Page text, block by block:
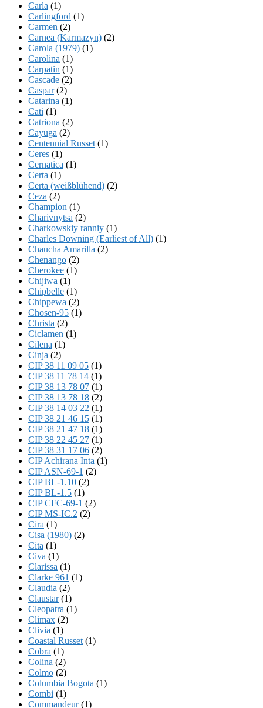
Carla (1)
Carlingford (1)
Carmen (2)
Carnea (Karmazyn) (2)
Carola (1979) (1)
Carolina (1)
Carpatin (1)
Cascade (2)
Caspar(2)
Catarina (1)
Cati (1)
Catriona (2)
Cayuga (2)
Centennial Russet (1)
Ceres (1)
Cernatica (1)
Certa (1)
Certa (weißblühend) (2)
Ceza (2)
Champion (1)
Charivnytsa (2)
Charkowskiy ranniy (1)
Charles Downing (Earliest of All) (1)
Chaucha Amarilla (2)
Chenango (2)
Cherokee (1)
Chijiwa (1)
Chipbelle (1)
Chippewa (2)
Chosen-95 (1)
Christa (2)
Ciclamen (1)
Cilena (1)
Cinja (2)
CIP 38 11 09 05 (1)
CIP 38 11 78 14 (1)
CIP 38 13 78 07 (1)
CIP 38 13 78 18 (2)
CIP 38 14 03 22 (1)
CIP 38 21 46 15 (1)
CIP 38 21 47 18 (1)
CIP 38 22 45 27 (1)
CIP 38 31 17 06 (2)
CIP Achirana Inta (1)
CIP ASN-69-1 (2)
CIP BL-1.10 (2)
CIP BL-1.5 (1)
CIP CFC-69-1 (2)
CIP MS-IC.2 (2)
Cira (1)
Cisa (1980) (2)
Cita (1)
Civa (1)
Clarissa (1)
Clarke 961 (1)
Claudia (2)
Claustar(1)
Cleopatra (1)
Climax (2)
Clivia (1)
Coastal Russet (1)
Cobra (1)
Colina (2)
Colmo (2)
Columbia Bogota (1)
Combi (1)
Commandeur(1)